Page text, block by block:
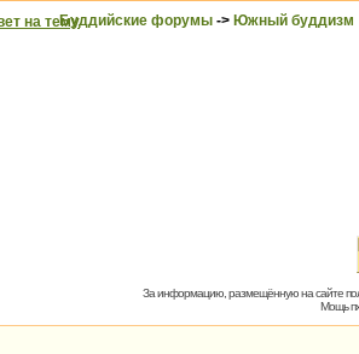
Буддийские форумы -> Южный буддизм
За информацию, размещённую на сайте
Мощь